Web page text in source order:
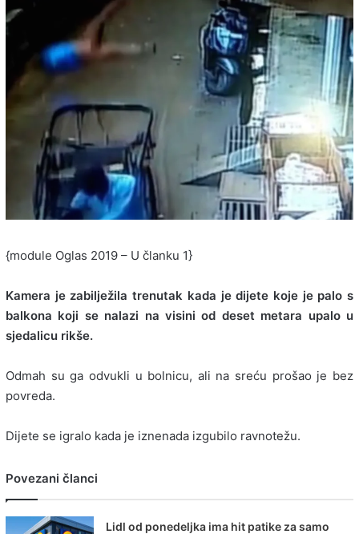
{module Oglas 2019 – U članku 1}
Kamera je zabilježila trenutak kada je dijete koje je palo s
balkona koji se nalazi na visini od deset metara upalo u
sjedalicu rikše.
Odmah su ga odvukli u bolnicu, ali na sreću prošao je bez
povreda.
Dijete se igralo kada je iznenada izgubilo ravnotežu.
Povezani članci
Lidl od ponedeljka ima hit patike za samo